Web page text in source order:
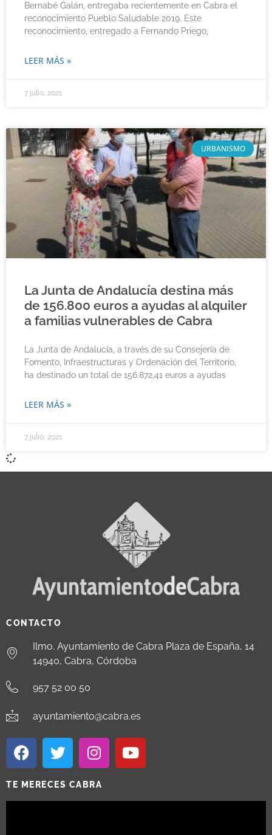
Bernabé Galán, entregaba recientemente en Cabra el
reconocimiento Pueblo Saludable 2019. Este
reconocimiento, entregado a Fernando Priego,
LEER MÁS »
7 julio, 2021
URBANISMO
La Junta de Andalucía destina más
de 156.800 euros a ayudas al alquiler
a familias vulnerables de Cabra
La Junta de Andalucía, a través de su Consejería de
Fomento, Infraestructuras y Ordenación del Territorio,
ha destinado un total de 156.872,41 euros a ayudas
LEER MÁS »
7 julio, 2021
CONTACTO
Ilmo. Ayuntamiento de Cabra Plaza de España, 14
14940, Cabra, Córdoba
957 52 00 50
ayuntamiento@cabra.es
TE MERECES CABRA